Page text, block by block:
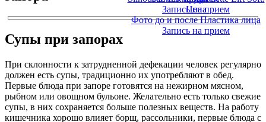
Цена
Фото до и после Пластика лица
Запись на прием
Запись на прием
Супы при запорах
При склонности к затрудненной дефекации человек регулярно
должен есть супы, традиционно их употребляют в обед.
Первые блюда при запоре готовятся на нежирном мясном,
рыбном или овощном бульоне. Желательно есть только свежие
супы, в них сохраняется больше полезных веществ. На работу
кишечника хорошо влияет борщ, рассольники, первые блюда с